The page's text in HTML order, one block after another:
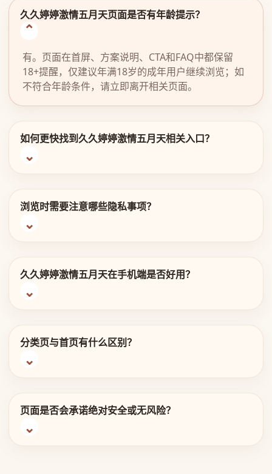
久久婷婷激情五月天页面是否有年龄提示？
有。页面在首屏、方案说明、CTA和FAQ中都保留
18+提醒，仅建议年满18岁的成年用户继续浏览；如
不符合年龄条件，请立即离开相关页面。
如何更快找到久久婷婷激情五月天相关入口？
浏览时需要注意哪些隐私事项？
久久婷婷激情五月天在手机端是否好用？
分类页与首页有什么区别？
页面是否会承诺绝对安全或无风险？